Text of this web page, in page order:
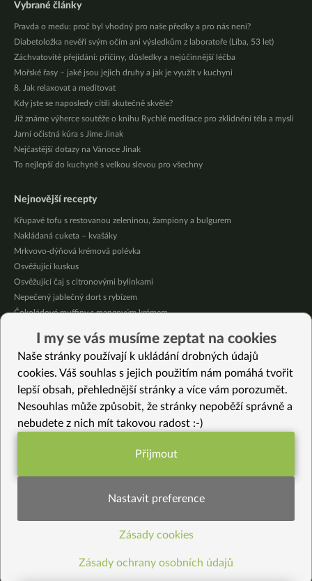
Vybrané články
Pravda o medu: proč byl vhodný pro naše předky a pro nás není?
Diabetoložka nevěří svým očím ani výsledkům z laboratoře (Líba, 53 let)
Záchvatovité přejídání: příčiny, důsledky a nejúčinnější léčba
Mořské řasy – jaké jsou jejich druhy a jak je využít v kuchyni
8. Jak relaxovat a meditovat
Kdy jste se naposledy cítili skutečně skvěle?
Již známe výherce soutěže o knihu Rychlé meditace pro zklidnění těla a mysli
Jarní očistná kúra s Jíme Jinak
Nejčastější dotazy na Vánoce Jinak
To nejlepší do kuchyně s velkou slevou pro všechny
Nejnovější recepty
Křupavé tofu s restovanou zeleninou, žampiony a bulgurem
Nakládaná cuketa – kvašáky
Mrkvovo-dýňová krémová polévka
Osvěžující kuskus
Osvěžující čaj s citronovými bylinkami
Nepečený jablečný dort s rybízem
Čokoládové muffiny s mangovým krémem
Krémová zeleninová polévka s koprem a vločkami
Celozrnná rýže basmati se zeleninou
Vybrané recepty
Tortilla s olivovou tapenádou, tofu a zeleninou
Nevinný svařák pro dospělé
Indické osvěžující citronové jáhly
Rychlé a jednoduché čínské nudle
I my se vás musíme zeptat na cookies
Naše stránky používají k ukládání drobných údajů
cookies. Váš souhlas s jejich použitím nám pomáhá tvořit
lepší obsah, přehlednější stránky a více vám porozumět.
Nesouhlas může způsobit, že stránky nepoběží správně a
nebudete z nich mít takovou radost :-)
Funkční nastavení potřebujeme (vždy
Statistiky pro lepší obsah
Přijmout
Nastavit preference
Zásady cookies
Zásady ochrany osobních údajů